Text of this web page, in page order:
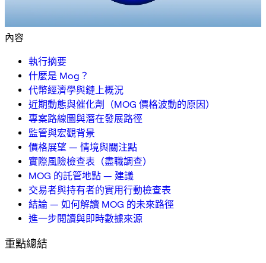
內容
執行摘要
什麼是 Mog？
代幣經濟學與鏈上概況
近期動態與催化劑（MOG 價格波動的原因）
專案路線圖與潛在發展路徑
監管與宏觀背景
價格展望 — 情境與關注點
實際風險檢查表（盡職調查）
MOG 的託管地點 — 建議
交易者與持有者的實用行動檢查表
結論 — 如何解讀 MOG 的未來路徑
進一步閱讀與即時數據來源
重點總結